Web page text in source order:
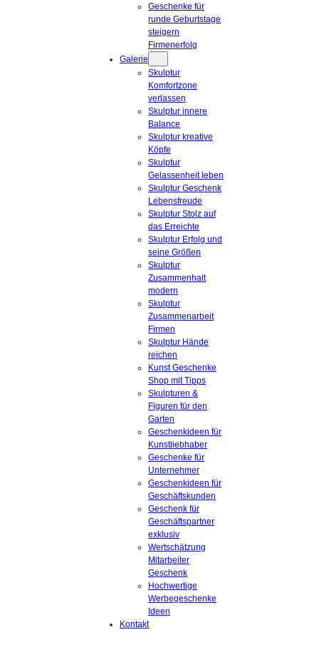
Geschenke für
runde Geburtstage
steigern
Firmenerfolg
Galerie
Skulptur
Komfortzone
verlassen
Skulptur innere
Balance
Skulptur kreative
Köpfe
Skulptur
Gelassenheit leben
Skulptur Geschenk
Lebensfreude
Skulptur Stolz auf
das Erreichte
Skulptur Erfolg und
seine Größen
Skulptur
Zusammenhalt
modern
Skulptur
Zusammenarbeit
Firmen
Skulptur Hände
reichen
Kunst Geschenke
Shop mit Tipps
Skulpturen &
Figuren für den
Garten
Geschenkideen für
Kunstliebhaber
Geschenke für
Unternehmer
Geschenkideen für
Geschäftskunden
Geschenk für
Geschäftspartner
exklusiv
Wertschätzung
Mitarbeiter
Geschenk
Hochwertige
Werbegeschenke
Ideen
Kontakt